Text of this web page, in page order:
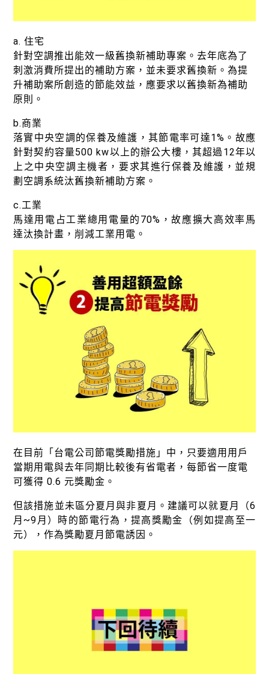
a. 住宅
針對空調推出能效一級舊換新補助專案。去年底為了
刺激消費所提出的補助方案，並未要求舊換新。為提
升補助案所創造的節能效益，應要求以舊換新為補助
原則。
b.商業
落實中央空調的保養及維護，其節電率可達1%。故應
針對契約容量500 kw以上的辦公大樓，其超過12年以
上之中央空調主機者，要求其進行保養及維護，並規
劃空調系統汰舊換新補助方案。
c.工業
馬達用電占工業總用電量的70%，故應擴大高效率馬
達汰換計畫，削減工業用電。
在目前「台電公司節電獎勵措施」中，只要適用用戶
當期用電與去年同期比較後有省電者，每節省一度電
可獲得 0.6 元獎勵金。
但該措施並未區分夏月與非夏月。建議可以就夏月（6
月~9月）時的節電行為，提高獎勵金（例如提高至一
元），作為獎勵夏月節電誘因。